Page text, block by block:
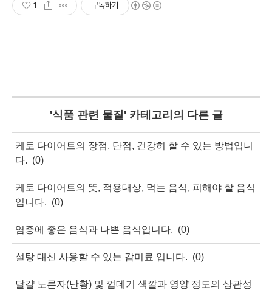
1 구독하기
'식품 관련 물질' 카테고리의 다른 글
케토 다이어트의 장점, 단점, 건강히 할 수 있는 방법입니
다. (0)
케토 다이어트의 뜻, 적용대상, 먹는 음식, 피해야 할 음식
입니다. (0)
염증에 좋은 음식과 나쁜 음식입니다. (0)
설탕 대신 사용할 수 있는 감미료 입니다. (0)
달걀 노른자(난황) 및 껍데기 색깔과 영양 정도의 상관성